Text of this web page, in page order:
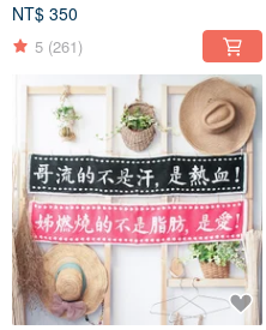
NT$ 350
5 (261)